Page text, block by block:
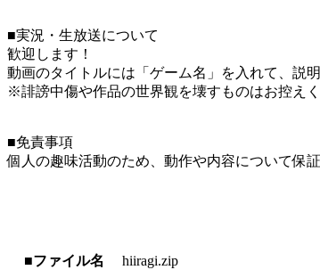
■実況・生放送について
歓迎します！
動画のタイトルには「ゲーム名」を入れて、説
※誹謗中傷や作品の世界観を壊すものはお控え
■免責事項
個人の趣味活動のため、動作や内容について保
■ファイル名
hiiragi.zip